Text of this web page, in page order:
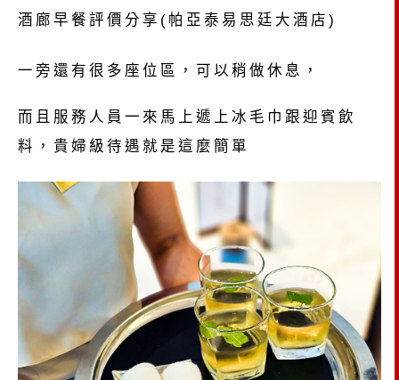
一旁還有很多座位區，可以稍做休息，
而且服務人員一來馬上遞上冰毛巾跟迎賓飲
料，貴婦級待遇就是這麼簡單